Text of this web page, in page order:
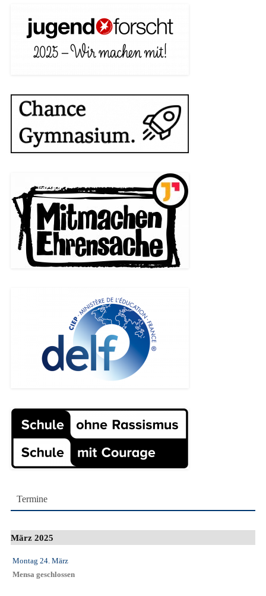
Termine
März 2025
Montag 24. März
Mensa geschlossen